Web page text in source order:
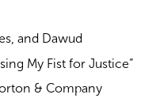
and Dawud
My Fist for Justice”
& Company